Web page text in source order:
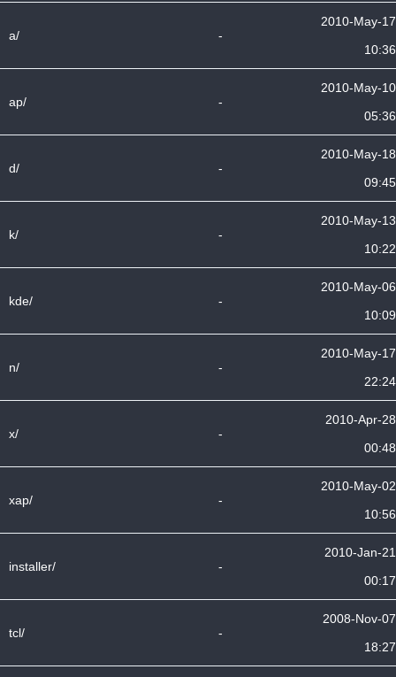
a/ -
2010-May-17
10:36
ap/ -
2010-May-10
05:36
d/ -
2010-May-18
09:45
k/ -
2010-May-13
10:22
kde/ -
2010-May-06
10:09
n/ -
2010-May-17
22:24
x/ -
2010-Apr-28
00:48
xap/ -
2010-May-02
10:56
installer/ -
2010-Jan-21
00:17
tcl/ -
2008-Nov-07
18:27